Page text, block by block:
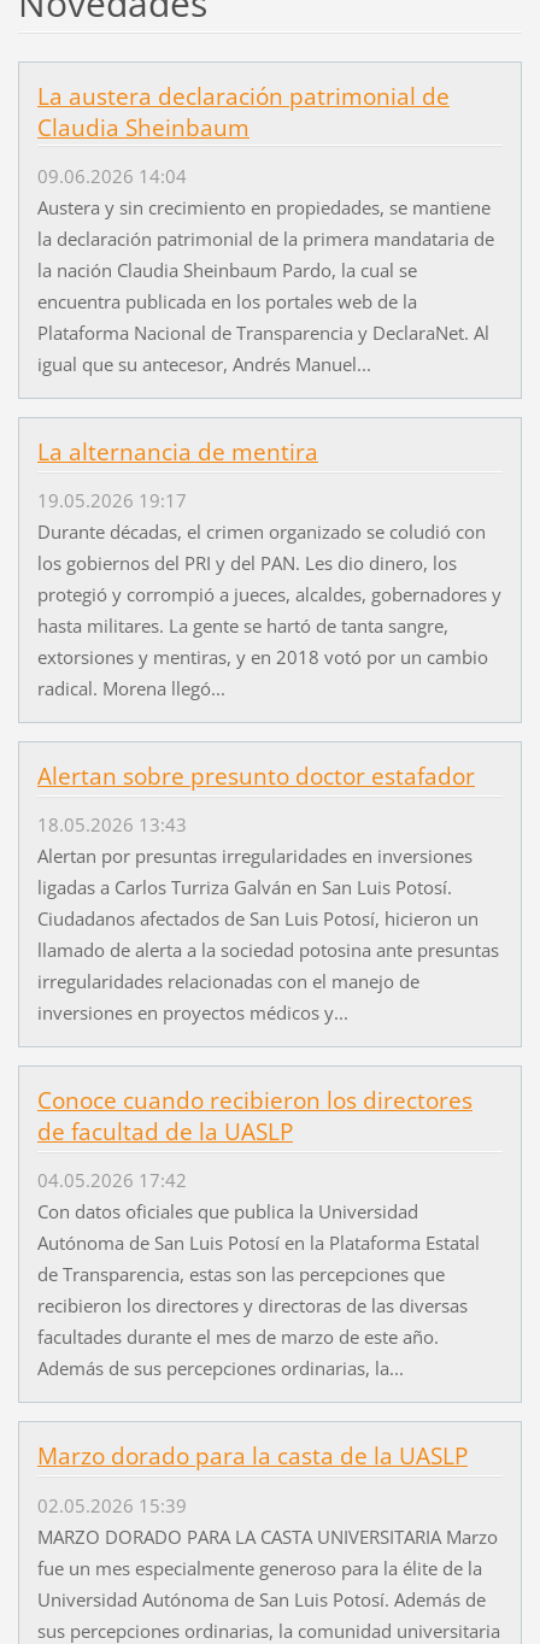
La austera declaración patrimonial de
Claudia Sheinbaum
09.06.2026 14:04
Austera y sin crecimiento en propiedades, se mantiene
la declaración patrimonial de la primera mandataria de
la nación Claudia Sheinbaum Pardo, la cual se
encuentra publicada en los portales web de la
Plataforma Nacional de Transparencia y DeclaraNet. Al
igual que su antecesor, Andrés Manuel...
La alternancia de mentira
19.05.2026 19:17
Durante décadas, el crimen organizado se coludió con
los gobiernos del PRI y del PAN. Les dio dinero, los
protegió y corrompió a jueces, alcaldes, gobernadores y
hasta militares. La gente se hartó de tanta sangre,
extorsiones y mentiras, y en 2018 votó por un cambio
radical. Morena llegó...
Alertan sobre presunto doctor estafador
18.05.2026 13:43
Alertan por presuntas irregularidades en inversiones
ligadas a Carlos Turriza Galván en San Luis Potosí.
Ciudadanos afectados de San Luis Potosí, hicieron un
llamado de alerta a la sociedad potosina ante presuntas
irregularidades relacionadas con el manejo de
inversiones en proyectos médicos y...
Conoce cuando recibieron los directores
de facultad de la UASLP
04.05.2026 17:42
Con datos oficiales que publica la Universidad
Autónoma de San Luis Potosí en la Plataforma Estatal
de Transparencia, estas son las percepciones que
recibieron los directores y directoras de las diversas
facultades durante el mes de marzo de este año.
Además de sus percepciones ordinarias, la...
Marzo dorado para la casta de la UASLP
02.05.2026 15:39
MARZO DORADO PARA LA CASTA UNIVERSITARIA Marzo
fue un mes especialmente generoso para la élite de la
Universidad Autónoma de San Luis Potosí. Además de
sus percepciones ordinarias, la comunidad universitaria